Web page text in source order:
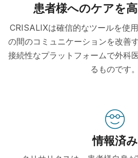
患者様へのケアを
CRISALIXは確信的なツールを使
の間のコミュニケーションを改善
接続性なプラットフォームで外科
るものです。
情報済み